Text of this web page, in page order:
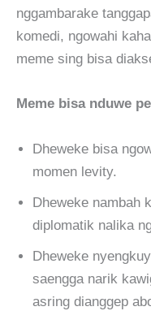
nggambarake
komedi, ngowahi
meme sing bisa
Meme bisa nduwe
Dheweke bisa
momen levity.
Dheweke nambah
diplomatik nalika
Dheweke
saengga narik
asring dianggep